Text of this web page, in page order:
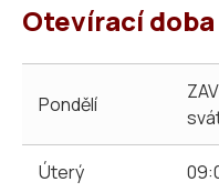
Otevírací doba
Pondělí
Úterý